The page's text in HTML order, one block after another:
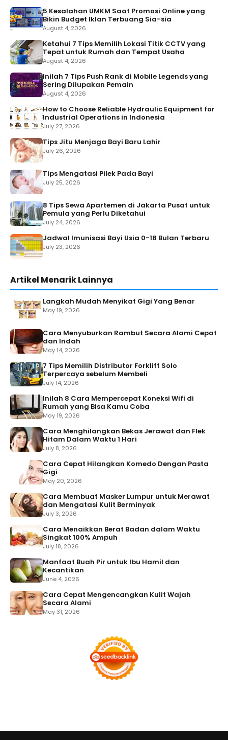
5 Kesalahan UMKM Saat Promosi Online yang
Bikin Budget Iklan Terbuang Sia-sia
August 4, 2026
Ketahui 7 Tips Memilih Lokasi Titik CCTV yang
Tepat untuk Rumah dan Tempat Usaha
August 4, 2026
Inilah 7 Tips Push Rank di Mobile Legends yang
Sering Dilupakan Pemain
August 4, 2026
How to Choose Reliable Hydraulic Equipment for
Industrial Operations in Indonesia
July 27, 2026
Tips Jitu Menjaga Bayi Baru Lahir
July 26, 2026
Tips Mengatasi Pilek Pada Bayi
July 25, 2026
8 Tips Sewa Apartemen di Jakarta Pusat untuk
Pemula yang Perlu Diketahui
July 24, 2026
Jadwal Imunisasi Bayi Usia 0-18 Bulan Terbaru
July 23, 2026
Artikel Menarik Lainnya
Langkah Mudah Menyikat Gigi Yang Benar
May 19, 2026
Cara Menyuburkan Rambut Secara Alami Cepat
dan Indah
May 14, 2026
7 Tips Memilih Distributor Forklift Solo
Terpercaya sebelum Membeli
July 14, 2026
Inilah 8 Cara Mempercepat Koneksi Wifi di
Rumah yang Bisa Kamu Coba
May 19, 2026
Cara Menghilangkan Bekas Jerawat dan Flek
Hitam Dalam Waktu 1 Hari
July 8, 2026
Cara Cepat Hilangkan Komedo Dengan Pasta
Gigi
May 20, 2026
Cara Membuat Masker Lumpur untuk Merawat
dan Mengatasi Kulit Berminyak
July 3, 2026
Cara Menaikkan Berat Badan dalam Waktu
Singkat 100% Ampuh
July 18, 2026
Manfaat Buah Pir untuk Ibu Hamil dan
Kecantikan
June 4, 2026
Cara Cepat Mengencangkan Kulit Wajah
Secara Alami
May 31, 2026